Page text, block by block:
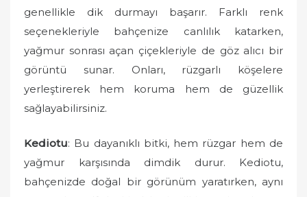
genellikle dik durmayı başarır. Farklı renk
seçenekleriyle bahçenize canlılık katarken,
yağmur sonrası açan çiçekleriyle de göz alıcı bir
görüntü sunar. Onları, rüzgarlı köşelere
yerleştirerek hem koruma hem de güzellik
sağlayabilirsiniz.
Kediotu: Bu dayanıklı bitki, hem rüzgar hem de
yağmur karşısında dimdik durur. Kediotu,
bahçenizde doğal bir görünüm yaratırken, aynı